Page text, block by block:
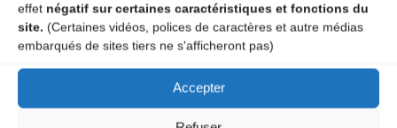
effet négatif sur certaines caractéristiques et fonctions du
site. (Certaines vidéos, polices de caractères et autre médias
embarqués de sites tiers ne s'afficheront pas)
Accepter